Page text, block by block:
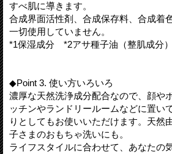
すべ肌に導きます。
合成界面活性剤、合成保存料、合成着
一切使用していません。
*1保湿成分 *2アサ種子油（整肌成分）
◆Point 3. 使い方いろいろ
濃厚な天然洗浄成分配合なので、顔や
ッチンやランドリールームなどに置い
りとしてもお使いいただけます。天然
子さまのおもちゃ洗いにも。
ライフスタイルに合わせて、あなたの